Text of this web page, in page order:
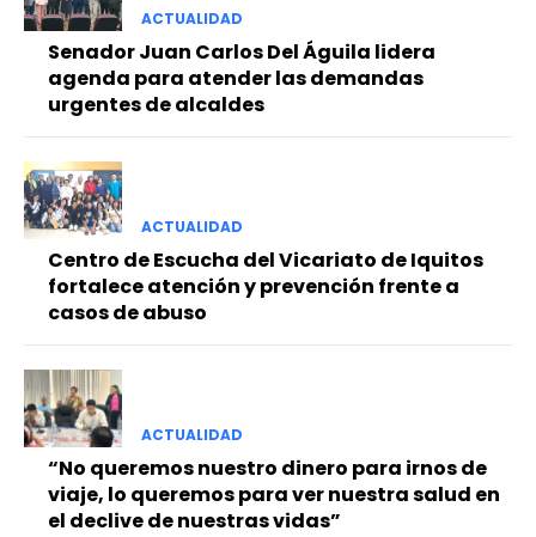
ACTUALIDAD
Senador Juan Carlos Del Águila lidera
agenda para atender las demandas
urgentes de alcaldes
ACTUALIDAD
Centro de Escucha del Vicariato de Iquitos
fortalece atención y prevención frente a
casos de abuso
ACTUALIDAD
“No queremos nuestro dinero para irnos de
viaje, lo queremos para ver nuestra salud en
el declive de nuestras vidas”